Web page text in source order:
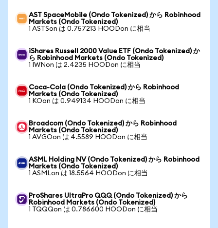
AST SpaceMobile (Ondo Tokenized) から Robinhood
Markets (Ondo Tokenized)
1 ASTSon は 0.757213 HOODon に相当
iShares Russell 2000 Value ETF (Ondo Tokenized) か
ら Robinhood Markets (Ondo Tokenized)
1 IWNon は 2.4235 HOODon に相当
Coca-Cola (Ondo Tokenized) から Robinhood
Markets (Ondo Tokenized)
1 KOon は 0.949134 HOODon に相当
Broadcom (Ondo Tokenized) から Robinhood
Markets (Ondo Tokenized)
1 AVGOon は 4.5589 HOODon に相当
ASML Holding NV (Ondo Tokenized) から Robinhood
Markets (Ondo Tokenized)
1 ASMLon は 18.5564 HOODon に相当
ProShares UltraPro QQQ (Ondo Tokenized) から
Robinhood Markets (Ondo Tokenized)
1 TQQQon は 0.786600 HOODon に相当